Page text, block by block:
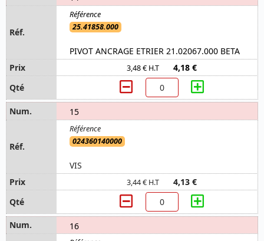
25.41858.000
PIVOT ANCRAGE ETRIER 21.02067.000 BETA
3,48 € H.T 4,18 €
15
024360140000
VIS
3,44 € H.T 4,13 €
16